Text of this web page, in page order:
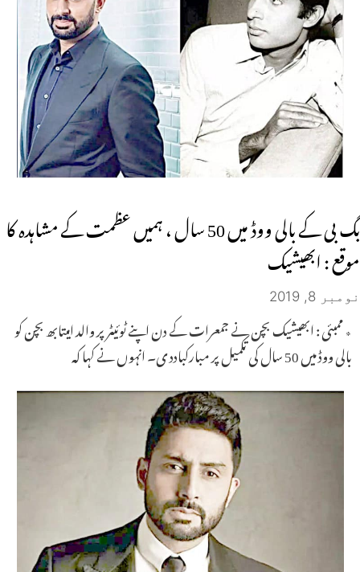
بگ بی کے بالی ووڈ میں 50 سال ، ہمیں عظمت کے مشاہدہ کا
موقع : ابھیشیک
نومبر 8, 2019
٭ ممبئی : ابھیشیک بچن نے جمعرات کے دن اپنے ٹوئیٹر پر والد امیتابھ بچن کو
بالی ووڈ میں 50 سال کی تکمیل پر مبارکبادد ی۔ انہوں نے کہا کہ